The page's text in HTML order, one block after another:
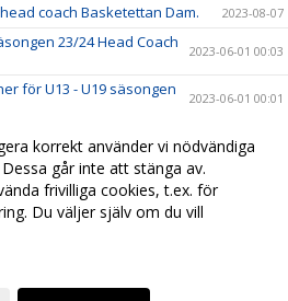
coach Basketettan Dam. 2023-08-07
23/24 Head Coach
2023-06-01 00:03
för U13 - U19 säsongen
2023-06-01 00:01
2023-02-27
18.00 i Stuvstahallen
2022-06-29 08:17
korrekt använder vi nödvändiga
går inte att stänga av.
frivilliga cookies, t.ex. för
Du väljer själv om du vill